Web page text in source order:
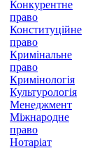
Конкурентне
право
Конституційне
право
Кримінальне
право
Кримінологія
Культурологія
Менеджмент
Міжнародне
право
Нотаріат